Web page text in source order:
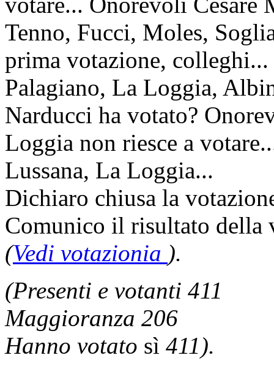
Tenno, Fucci, Moles,
prima votazione,
Palagiano, La Loggia,
Narducci ha votato?
Loggia non riesce a
Lussana, La Loggia...
Dichiaro chiusa la
Comunico il risultato della
(Vedi votazionia ).
(Presenti e votanti 411
Maggioranza 206
Hanno votato sì 411).